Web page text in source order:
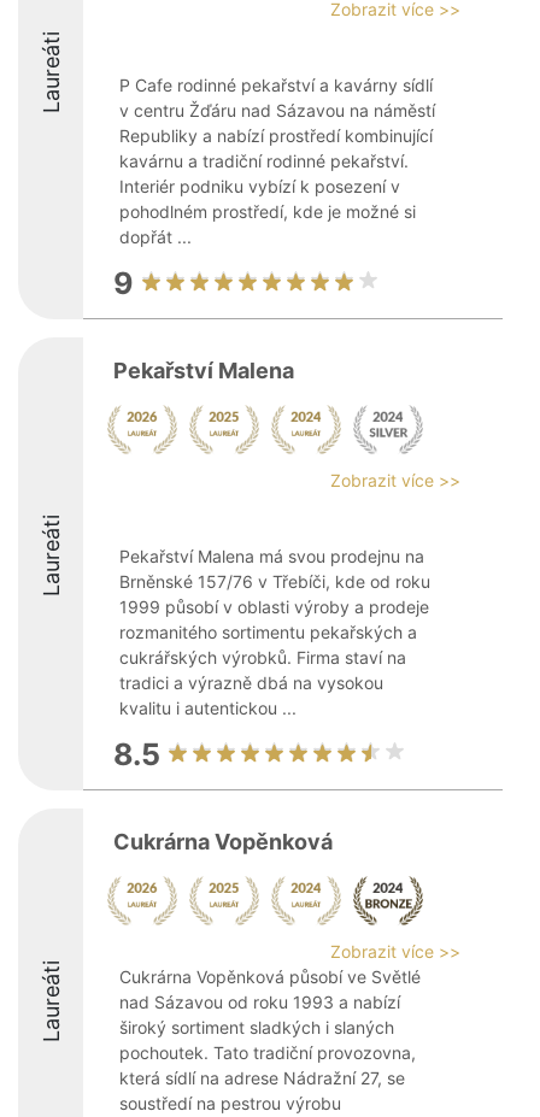
Laureáti
Zobrazit více >>
P Cafe rodinné pekařství a kavárny sídlí
v centru Žďáru nad Sázavou na náměstí
Republiky a nabízí prostředí kombinující
kavárnu a tradiční rodinné pekařství.
Interiér podniku vybízí k posezení v
pohodlném prostředí, kde je možné si
dopřát ...
9
Laureáti
Pekařství Malena
Zobrazit více >>
Pekařství Malena má svou prodejnu na
Brněnské 157/76 v Třebíči, kde od roku
1999 působí v oblasti výroby a prodeje
rozmanitého sortimentu pekařských a
cukrářských výrobků. Firma staví na
tradici a výrazně dbá na vysokou
kvalitu i autentickou ...
8.5
Laureáti
Cukrárna Vopěnková
Zobrazit více >>
Cukrárna Vopěnková působí ve Světlé
nad Sázavou od roku 1993 a nabízí
široký sortiment sladkých i slaných
pochoutek. Tato tradiční provozovna,
která sídlí na adrese Nádražní 27, se
soustředí na pestrou výrobu